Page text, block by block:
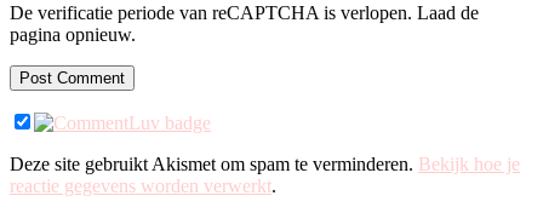
De verificatie periode van reCAPTCHA is verlopen. Laad de
pagina opnieuw.
Deze site gebruikt Akismet om spam te verminderen. Bekijk hoe je
reactie gegevens worden verwerkt.